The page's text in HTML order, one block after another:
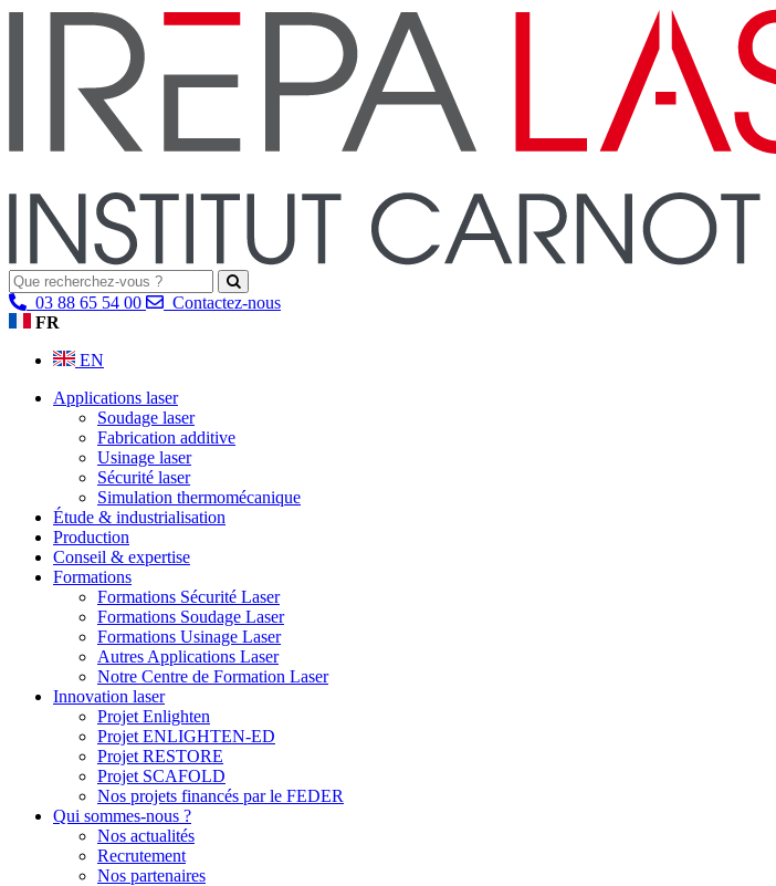
03 88 65 54 00
Contactez-nous
FR
EN
Applications laser
Soudage laser
Fabrication additive
Usinage laser
Sécurité laser
Simulation thermomécanique
Étude & industrialisation
Production
Conseil & expertise
Formations
Formations Sécurité Laser
Formations Soudage Laser
Formations Usinage Laser
Autres Applications Laser
Notre Centre de Formation Laser
Innovation laser
Projet Enlighten
Projet ENLIGHTEN-ED
Projet RESTORE
Projet SCAFOLD
Nos projets financés par le FEDER
Qui sommes-nous ?
Nos actualités
Recrutement
Nos partenaires